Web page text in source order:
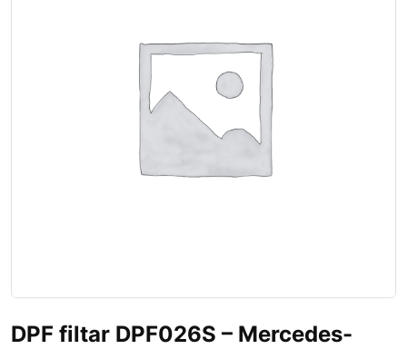
DPF filtar DPF026S – Mercedes-